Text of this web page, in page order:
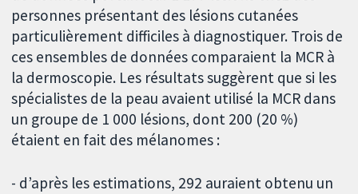
personnes présentant des lésions cutanées
particulièrement difficiles à diagnostiquer. Trois de
ces ensembles de données comparaient la MCR à
la dermoscopie. Les résultats suggèrent que si les
spécialistes de la peau avaient utilisé la MCR dans
un groupe de 1 000 lésions, dont 200 (20 %)
étaient en fait des mélanomes :
- d’après les estimations, 292 auraient obtenu un